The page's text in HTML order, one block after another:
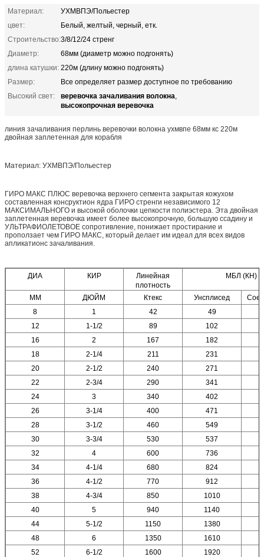
Материал:
УХМВПЭ/Польестер
цвет:
Белый, желтый, черный, етк.
Строительство:3/8/12/24 стренг
Диаметр:
68мм (диаметр можно подгонять)
длина катушки: 220м (длину можно подгонять)
Размер:
Все определяет размер доступное по требованию
Высокий свет:
веревочка зачаливания волокна,
высокопрочная веревочка
линия зачаливания перлинь веревочки волокна ухмвпе 68мм кс 220м
двойная заплетенная для корабля
Материал: УХМВПЭ/Польестер
ГИРО МАКС ПЛЮС веревочка верхнего сегмента закрытая кожухом
составленная консруктион ядра ГИРО стренги независимого 12
МАКСИМАЛЬНОГО и высокой оболочки цепкости полиэстера. Эта двойная
заплетенная веревочка имеет более высокопрочную, большую ссадину и
УЛЬТРАФИОЛЕТОВОЕ сопротивление, понижает простирание и
проползает чем ГИРО МАКС, который делает им идеал для всех видов
апликатионс зачаливания.
ДИА КИР
Линейная
плотность
МБЛ (КН)
ММ ДЮЙМ Ктекс Унсплисед
8
1 42 49
12
1-1/2 89 102
16
2 167 182
18
2-1/4 211 231
20
2-1/2 240
271
22
2-3/4 290
341
24
3 340
402
26
3-1/4 400
471
28
3-1/2 460
549
30
3-3/4 530
537
32
4 600
736
34
4-1/4 680
824
36
4-1/2 770
912
38
4-3/4 850
1010
40
5 940 1140
44
5-1/2 1150 1380
48
6 1350 1610
52
6-1/2 1600 1920